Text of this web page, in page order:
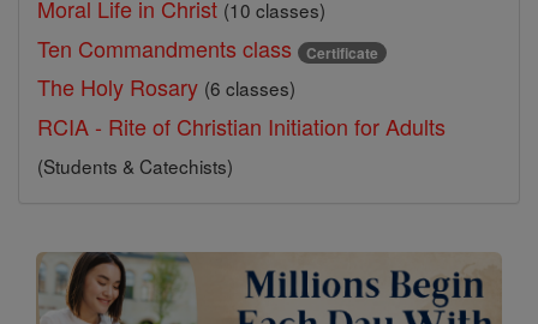
Moral Life in Christ (10 classes)
Ten Commandments class Certificate
The Holy Rosary (6 classes)
RCIA - Rite of Christian Initiation for Adults
(Students & Catechists)